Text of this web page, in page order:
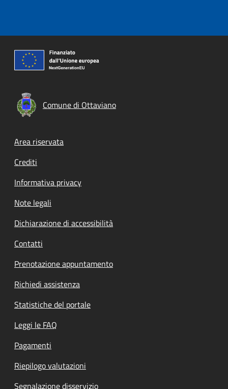
Comune di Ottaviano
Footer menu
Area riservata
Crediti
Informativa privacy
Note legali
Dichiarazione di accessibilità
Contatti
Prenotazione appuntamento
Richiedi assistenza
Statistiche del portale
Leggi le FAQ
Pagamenti
Riepilogo valutazioni
Segnalazione disservizio